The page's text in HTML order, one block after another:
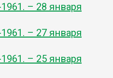
– 28 января
– 27 января
– 25 января